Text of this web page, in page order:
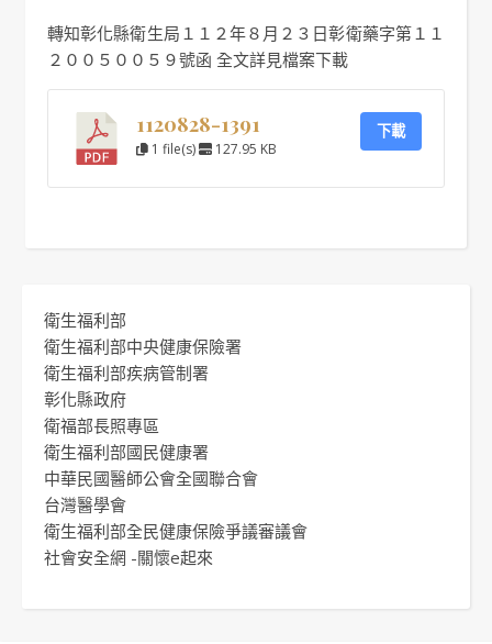
轉知彰化縣衛生局１１２年８月２３日彰衛藥字第１１
２００５００５９號函 全文詳見檔案下載
1120828-1391
1 file(s) 127.95 KB
下載
衛生福利部
衛生福利部中央健康保險署
衛生福利部疾病管制署
彰化縣政府
衛福部長照專區
衛生福利部國民健康署
中華民國醫師公會全國聯合會
台灣醫學會
衛生福利部全民健康保險爭議審議會
社會安全網 -關懷e起來